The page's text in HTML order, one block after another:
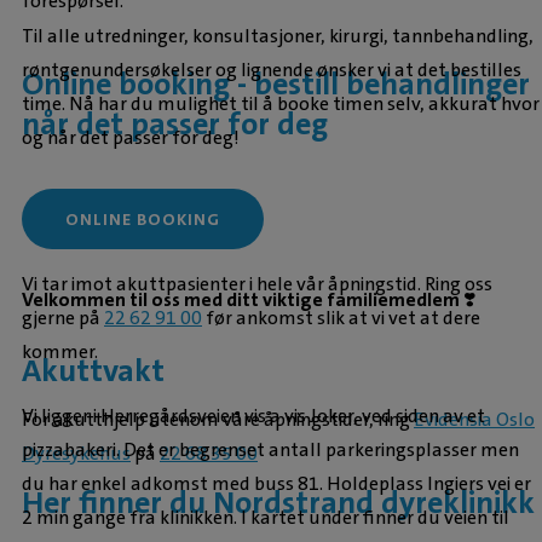
Online booking - bestill behandlinger
når det passer for deg
Til alle utredninger, konsultasjoner, kirurgi, tannbehandling,
røntgenundersøkelser og lignende ønsker vi at det bestilles
time. Nå har du mulighet til å booke timen selv, akkurat hvor
og når det passer for deg!
ONLINE BOOKING
Velkommen til oss med ditt viktige familiemedlem ❣️
Akuttvakt
Vi tar imot akuttpasienter i hele vår åpningstid. Ring oss
gjerne på 22 62 91 00 før ankomst slik at vi vet at dere
kommer.
For akutthjelp utenom våre åpningstider, ringEvidensia Oslo
Dyresykehuspå22 68 35 00
Her finner du Nordstrand dyreklinikk
Vi ligger i Herregårdsveien vis a vis Joker, ved siden av et
pizzabakeri. Det er begrenset antall parkeringsplasser men
du har enkel adkomst med buss 81. Holdeplass Ingiers vei er
2 min gange fra klinikken. I kartet under finner du veien til